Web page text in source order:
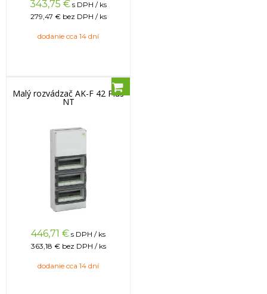
343,75 € s DPH / ks
279,47 € bez DPH / ks
dodanie cca 14 dní
Malý rozvádzač AK-F 42 Plus
NT
446,71 € s DPH / ks
363,18 € bez DPH / ks
dodanie cca 14 dní